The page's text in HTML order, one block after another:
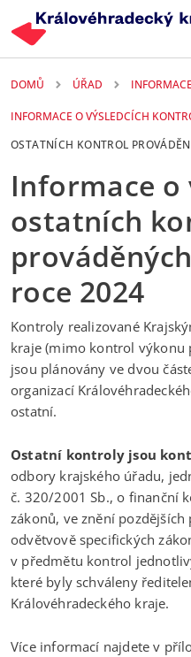
DOMŮ ÚŘAD
INFORMACE O VÝSLEDCÍCH
OSTATNÍCH KONTROL
Informace o
ostatních
roce 2024
Kontroly realizované
kraje (mimo kontrol výkonu
jsou plánovány ve dvou
organizací
ostatní.
Ostatní kontroly jsou
odbory krajského úřadu,
č. 320/2001 Sb., o finanční
zákonů, ve znění
odvětvově specifických
v předmětu kontrol
které byly schváleny
Královéhradeckého kraje.
Více informací najdete v